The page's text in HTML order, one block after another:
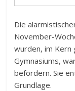
Die
November-
wurden, im Kern
Gymnasiums,
befördern. Sie
Grundlage.